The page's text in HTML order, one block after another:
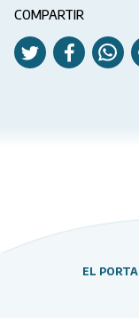
COMPARTIR
EL